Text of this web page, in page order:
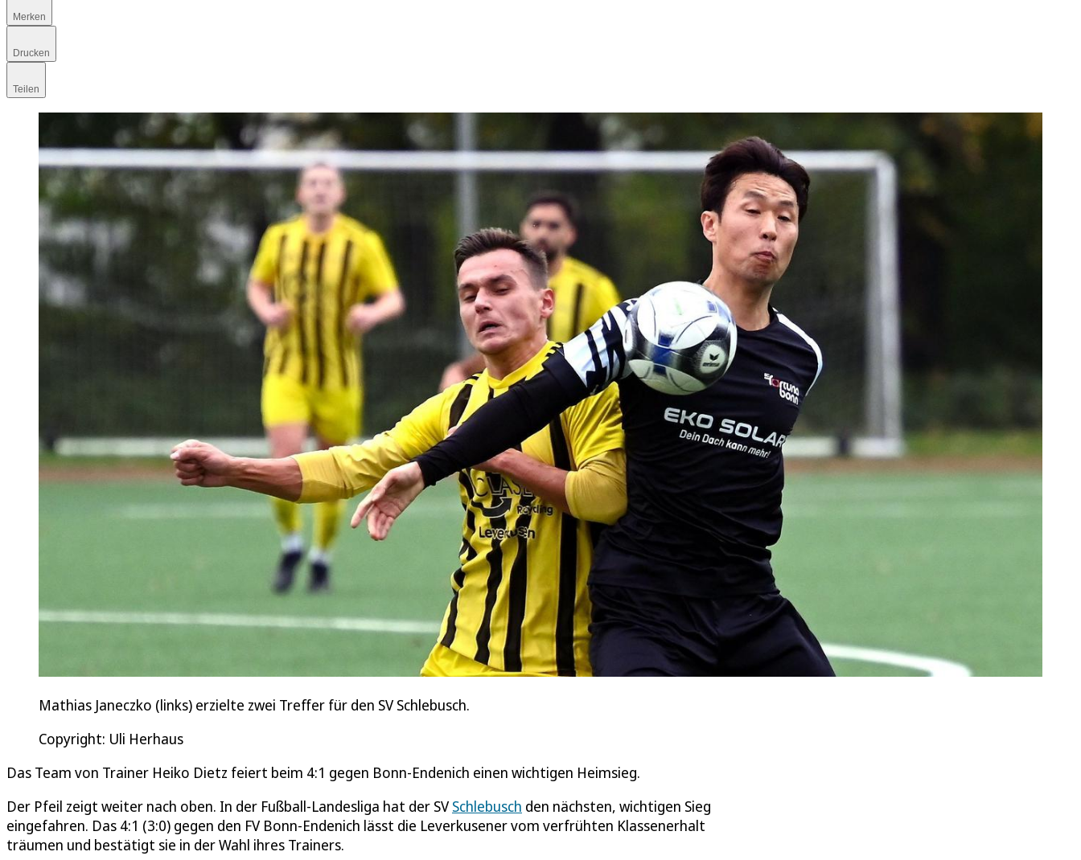
Merken
Drucken
Teilen
Mathias Janeczko (links) erzielte zwei Treffer für den SV Schlebusch.
Copyright: Uli Herhaus
Das Team von Trainer Heiko Dietz feiert beim 4:1 gegen Bonn-Endenich einen wichtigen Heimsieg.
Der Pfeil zeigt weiter nach oben. In der Fußball-Landesliga hat der SV Schlebusch den nächsten, wichtigen Sieg
eingefahren. Das 4:1 (3:0) gegen den FV Bonn-Endenich lässt die Leverkusener vom verfrühten Klassenerhalt
träumen und bestätigt sie in der Wahl ihres Trainers.